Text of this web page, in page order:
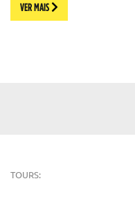
VER MAIS
TOURS: